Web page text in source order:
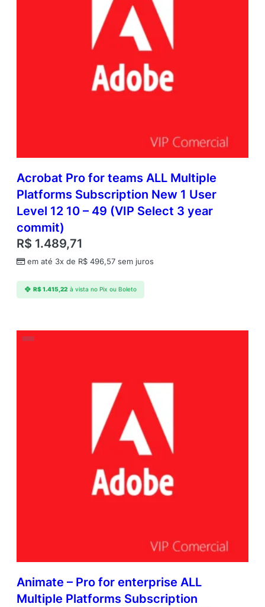
Acrobat Pro for teams ALL Multiple
Platforms Subscription New 1 User
Level 12 10 – 49 (VIP Select 3 year
commit)
R$ 1.489,71
em até 3x de R$ 496,57 sem juros
R$1.415,22 à vista no Pix ou Boleto
Animate – Pro for enterprise ALL
Multiple Platforms Subscription